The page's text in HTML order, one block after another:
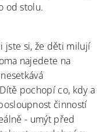
od stolu.
jste si, že děti milují
najedete na
pochopí co, kdy a
činností
- umýt před